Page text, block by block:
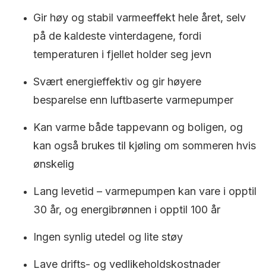
Gir høy og stabil varmeeffekt hele året, selv
på de kaldeste vinterdagene, fordi
temperaturen i fjellet holder seg jevn
Svært energieffektiv og gir høyere
besparelse enn luftbaserte varmepumper
Kan varme både tappevann og boligen, og
kan også brukes til kjøling om sommeren hvis
ønskelig
Lang levetid – varmepumpen kan vare i opptil
30 år, og energibrønnen i opptil 100 år
Ingen synlig utedel og lite støy
Lave drifts- og vedlikeholdskostnader